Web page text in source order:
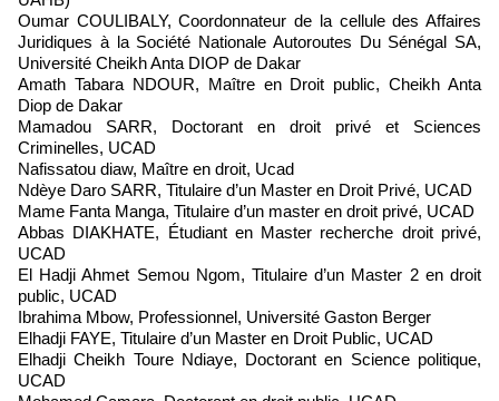
Oumar COULIBALY, Coordonnateur de la cellule des Affaires
Juridiques à la Société Nationale Autoroutes Du Sénégal SA,
Université Cheikh Anta DIOP de Dakar
Amath Tabara NDOUR, Maître en Droit public, Cheikh Anta
Diop de Dakar
Mamadou SARR, Doctorant en droit privé et Sciences
Criminelles, UCAD
Nafissatou diaw, Maître en droit, Ucad
Ndèye Daro SARR, Titulaire d’un Master en Droit Privé, UCAD
Mame Fanta Manga, Titulaire d’un master en droit privé, UCAD
Abbas DIAKHATE, Étudiant en Master recherche droit privé,
UCAD
El Hadji Ahmet Semou Ngom, Titulaire d’un Master 2 en droit
public, UCAD
Ibrahima Mbow, Professionnel, Université Gaston Berger
Elhadji FAYE, Titulaire d’un Master en Droit Public, UCAD
Elhadji Cheikh Toure Ndiaye, Doctorant en Science politique,
UCAD